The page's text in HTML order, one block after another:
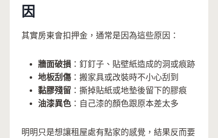
因
其實房東會扣押金，通常是因為這些原因：
牆面破損 ：釘釘子、貼壁紙造成的洞或痕跡
地板刮傷 ：搬家具或改裝時不小心刮到
黏膠殘留 ：撕掉貼紙或地墊後留下的膠痕
油漆異色 ：自己漆的顏色跟原本差太多
明明只是想讓租屋處有點家的感覺，結果反而要